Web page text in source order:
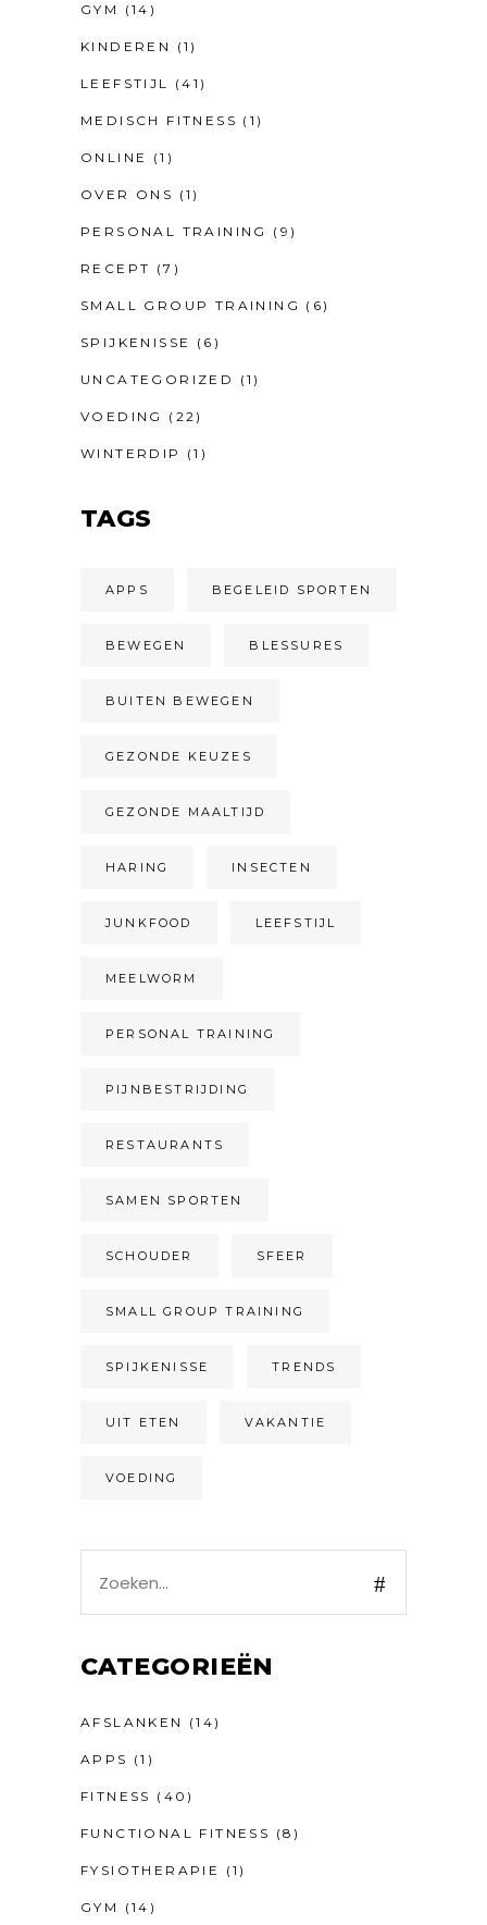
GYM (14)
KINDEREN (1)
LEEFSTIJL (41)
MEDISCH FITNESS (1)
ONLINE (1)
OVER ONS (1)
PERSONAL TRAINING (9)
RECEPT (7)
SMALL GROUP TRAINING (6)
SPIJKENISSE (6)
UNCATEGORIZED (1)
VOEDING (22)
WINTERDIP (1)
TAGS
APPS BEGELEID SPORTEN
BEWEGEN BLESSURES
BUITEN BEWEGEN
GEZONDE KEUZES
GEZONDE MAALTIJD
HARING INSECTEN
JUNKFOOD LEEFSTIJL
MEELWORM
PERSONAL TRAINING
PIJNBESTRIJDING
RESTAURANTS
SAMEN SPORTEN
SCHOUDER SFEER
SMALL GROUP TRAINING
SPIJKENISSE TRENDS
UIT ETEN VAKANTIE
VOEDING
for:
CATEGORIEËN
AFSLANKEN (14)
APPS (1)
FITNESS (40)
FUNCTIONAL FITNESS (8)
FYSIOTHERAPIE (1)
GYM (14)